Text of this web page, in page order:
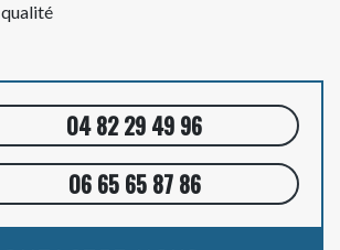
04 82 29 49 96
06 65 65 87 86